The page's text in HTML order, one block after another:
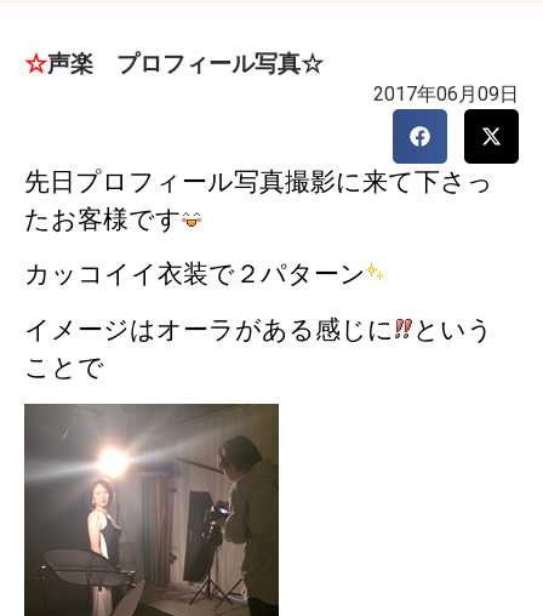
☆声楽 プロフィール写真☆
2017年06月09日
先日プロフィール写真撮影に来て下さっ
たお客様です
カッコイイ衣装で２パターン
イメージはオーラがある感じに
という
ことで